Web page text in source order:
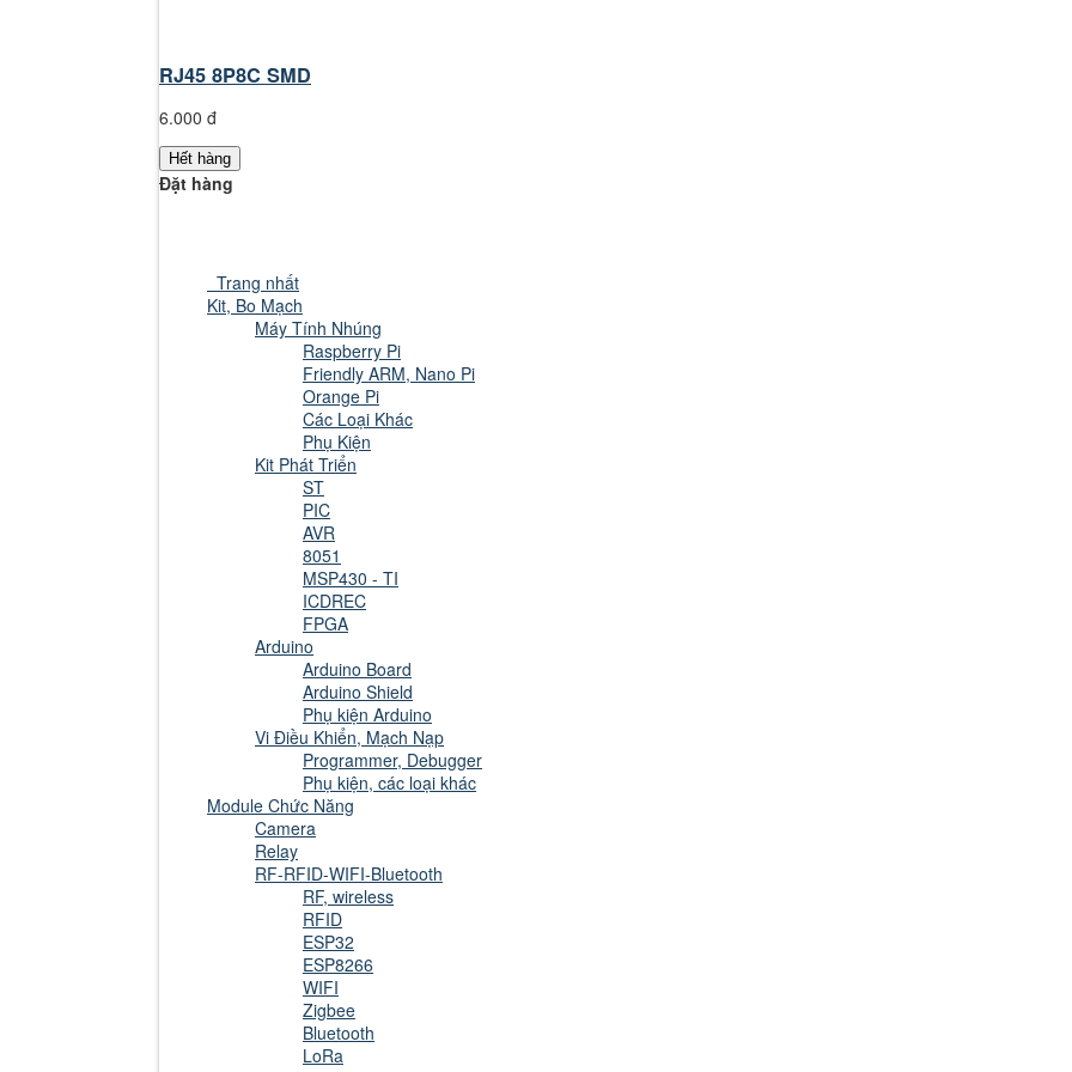
RJ45 8P8C SMD
6.000 đ
Hết hàng
Đặt hàng
Trang nhất
Kit, Bo Mạch
Máy Tính Nhúng
Raspberry Pi
Friendly ARM, Nano Pi
Orange Pi
Các Loại Khác
Phụ Kiện
Kit Phát Triển
ST
PIC
AVR
8051
MSP430 - TI
ICDREC
FPGA
Arduino
Arduino Board
Arduino Shield
Phụ kiện Arduino
Vi Điều Khiển, Mạch Nạp
Programmer, Debugger
Phụ kiện, các loại khác
Module Chức Năng
Camera
Relay
RF-RFID-WIFI-Bluetooth
RF, wireless
RFID
ESP32
ESP8266
WIFI
Zigbee
Bluetooth
LoRa